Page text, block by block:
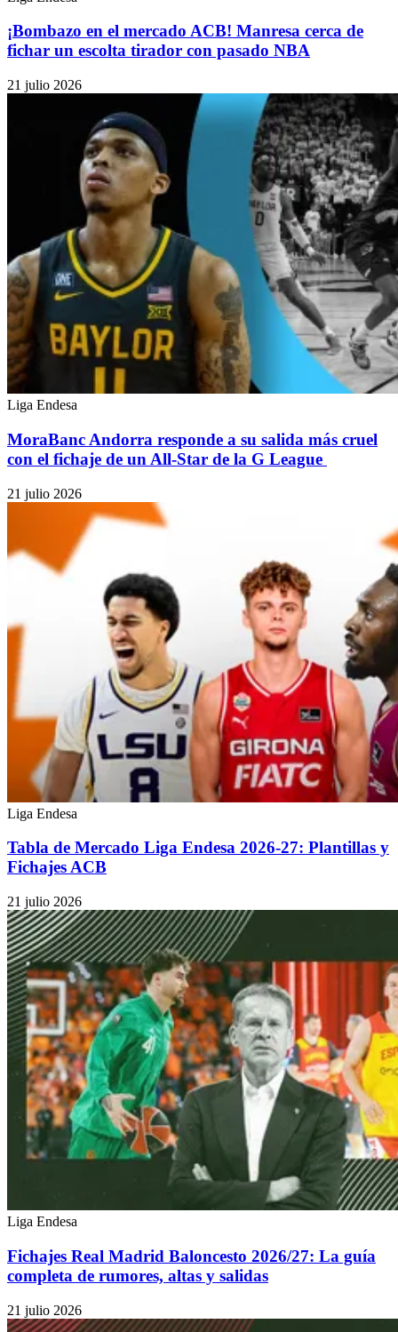
¡Bombazo en el mercado ACB! Manresa cerca de
fichar un escolta tirador con pasado NBA
21 julio 2026
Liga Endesa
MoraBanc Andorra responde a su salida más cruel
con el fichaje de un All-Star de la G League
21 julio 2026
Liga Endesa
Tabla de Mercado Liga Endesa 2026-27: Plantillas y
Fichajes ACB
21 julio 2026
Liga Endesa
Fichajes Real Madrid Baloncesto 2026/27: La guía
completa de rumores, altas y salidas
21 julio 2026